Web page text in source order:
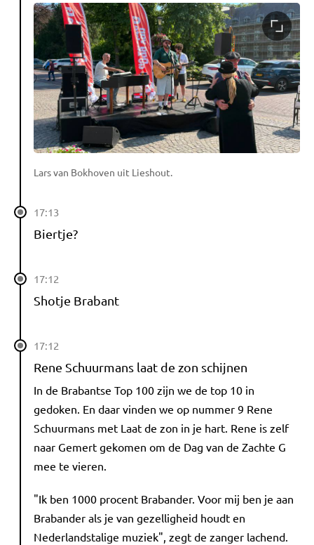
Lars van Bokhoven uit Lieshout.
17:13
Biertje?
17:12
Shotje Brabant
17:12
Rene Schuurmans laat de zon schijnen
In de Brabantse Top 100 zijn we de top 10 in
gedoken. En daar vinden we op nummer 9 Rene
Schuurmans met Laat de zon in je hart. Rene is zelf
naar Gemert gekomen om de Dag van de Zachte G
mee te vieren.
"Ik ben 1000 procent Brabander. Voor mij ben je aan
Brabander als je van gezelligheid houdt en
Nederlandstalige muziek", zegt de zanger lachend.